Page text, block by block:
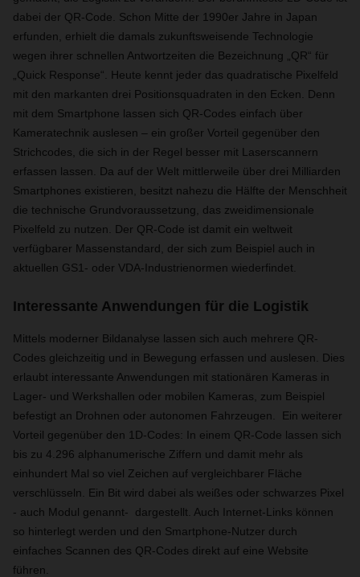
dabei der QR-Code. Schon Mitte der 1990er Jahre in Japan
erfunden, erhielt die damals zukunftsweisende Technologie
wegen ihrer schnellen Antwortzeiten die Bezeichnung „QR“ für
„Quick Response“. Heute kennt jeder das quadratische Pixelfeld
mit den markanten drei Positionsquadraten in den Ecken. Denn
mit dem Smartphone lassen sich QR-Codes einfach über
Kameratechnik auslesen – ein großer Vorteil gegenüber den
Strichcodes, die sich in der Regel besser mit Laserscannern
erfassen lassen. Da auf der Welt mittlerweile über drei Milliarden
Smartphones existieren, besitzt nahezu die Hälfte der Menschheit
die technische Grundvoraussetzung, das zweidimensionale
Pixelfeld zu nutzen. Der QR-Code ist damit ein weltweit
verfügbarer Massenstandard, der sich zum Beispiel auch in
aktuellen GS1- oder VDA-Industrienormen wiederfindet.
Interessante Anwendungen für die Logistik
Mittels moderner Bildanalyse lassen sich auch mehrere QR-
Codes gleichzeitig und in Bewegung erfassen und auslesen. Dies
erlaubt interessante Anwendungen mit stationären Kameras in
Lager- und Werkshallen oder mobilen Kameras, zum Beispiel
befestigt an Drohnen oder autonomen Fahrzeugen. Ein weiterer
Vorteil gegenüber den 1D-Codes: In einem QR-Code lassen sich
bis zu 4.296 alphanumerische Ziffern und damit mehr als
einhundert Mal so viel Zeichen auf vergleichbarer Fläche
verschlüsseln. Ein Bit wird dabei als weißes oder schwarzes Pixel
- auch Modul genannt- dargestellt. Auch Internet-Links können
so hinterlegt werden und den Smartphone-Nutzer durch
einfaches Scannen des QR-Codes direkt auf eine Website
führen.